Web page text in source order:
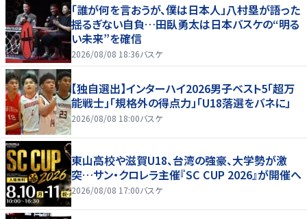
「誰が何を言おうが、僕は日本人」八村塁が語った
揺るぎない自負…田臥勇太は日本バスケの“明る
い未来”を確信
2026/08/08 18:36バスケ
【独自選出】インターハイ2026男子ベスト5「超万
能戦士」「規格外の得点力」「U18落選をバネに」
2026/08/08 18:00バスケ
東山高校や滋賀U18、台湾の強豪、大学勢が激
突…サン・クロレラ主催『SC CUP 2026』が開催へ
2026/08/08 17:00バスケ